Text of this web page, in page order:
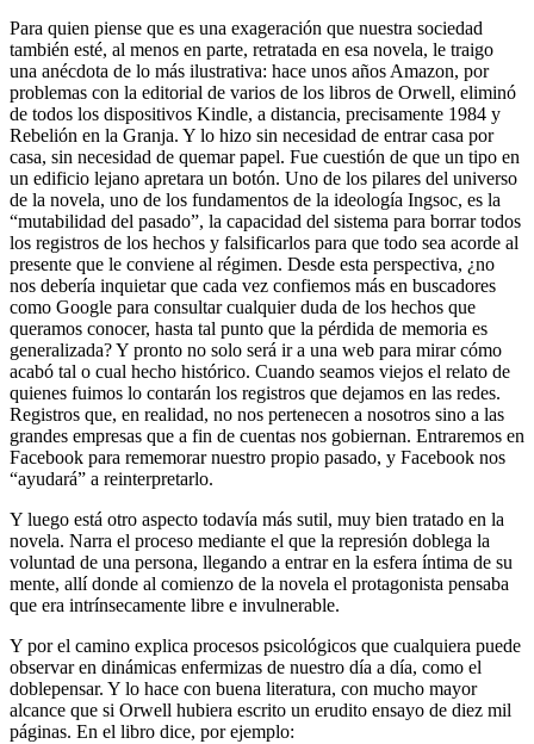
Para quien piense que es una exageración que nuestra sociedad
también esté, al menos en parte, retratada en esa novela, le traigo
una anécdota de lo más ilustrativa: hace unos años Amazon, por
problemas con la editorial de varios de los libros de Orwell, eliminó
de todos los dispositivos Kindle, a distancia, precisamente 1984 y
Rebelión en la Granja. Y lo hizo sin necesidad de entrar casa por
casa, sin necesidad de quemar papel. Fue cuestión de que un tipo en
un edificio lejano apretara un botón. Uno de los pilares del universo
de la novela, uno de los fundamentos de la ideología Ingsoc, es la
“mutabilidad del pasado”, la capacidad del sistema para borrar todos
los registros de los hechos y falsificarlos para que todo sea acorde al
presente que le conviene al régimen. Desde esta perspectiva, ¿no
nos debería inquietar que cada vez confiemos más en buscadores
como Google para consultar cualquier duda de los hechos que
queramos conocer, hasta tal punto que la pérdida de memoria es
generalizada? Y pronto no solo será ir a una web para mirar cómo
acabó tal o cual hecho histórico. Cuando seamos viejos el relato de
quienes fuimos lo contarán los registros que dejamos en las redes.
Registros que, en realidad, no nos pertenecen a nosotros sino a las
grandes empresas que a fin de cuentas nos gobiernan. Entraremos en
Facebook para rememorar nuestro propio pasado, y Facebook nos
“ayudará” a reinterpretarlo.
Y luego está otro aspecto todavía más sutil, muy bien tratado en la
novela. Narra el proceso mediante el que la represión doblega la
voluntad de una persona, llegando a entrar en la esfera íntima de su
mente, allí donde al comienzo de la novela el protagonista pensaba
que era intrínsecamente libre e invulnerable.
Y por el camino explica procesos psicológicos que cualquiera puede
observar en dinámicas enfermizas de nuestro día a día, como el
doblepensar. Y lo hace con buena literatura, con mucho mayor
alcance que si Orwell hubiera escrito un erudito ensayo de diez mil
páginas. En el libro dice, por ejemplo: